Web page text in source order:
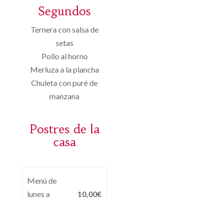
Segundos
Ternera con salsa de
setas
Pollo al horno
Merluza a la plancha
Chuleta con puré de
manzana
Postres de la
casa
Menú de
lunes a
10,00€